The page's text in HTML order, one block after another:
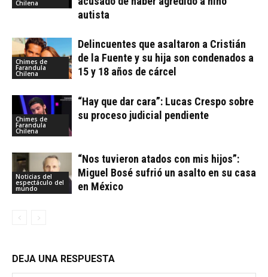
Chilena
autista
Chimes de
Farandula
Chilena
Delincuentes que asaltaron a Cristián
de la Fuente y su hija son condenados a
15 y 18 años de cárcel
Chimes de
Farandula
Chilena
“Hay que dar cara”: Lucas Crespo sobre
su proceso judicial pendiente
Noticias del
espectáculo del
mundo
“Nos tuvieron atados con mis hijos”:
Miguel Bosé sufrió un asalto en su casa
en México
DEJA UNA RESPUESTA